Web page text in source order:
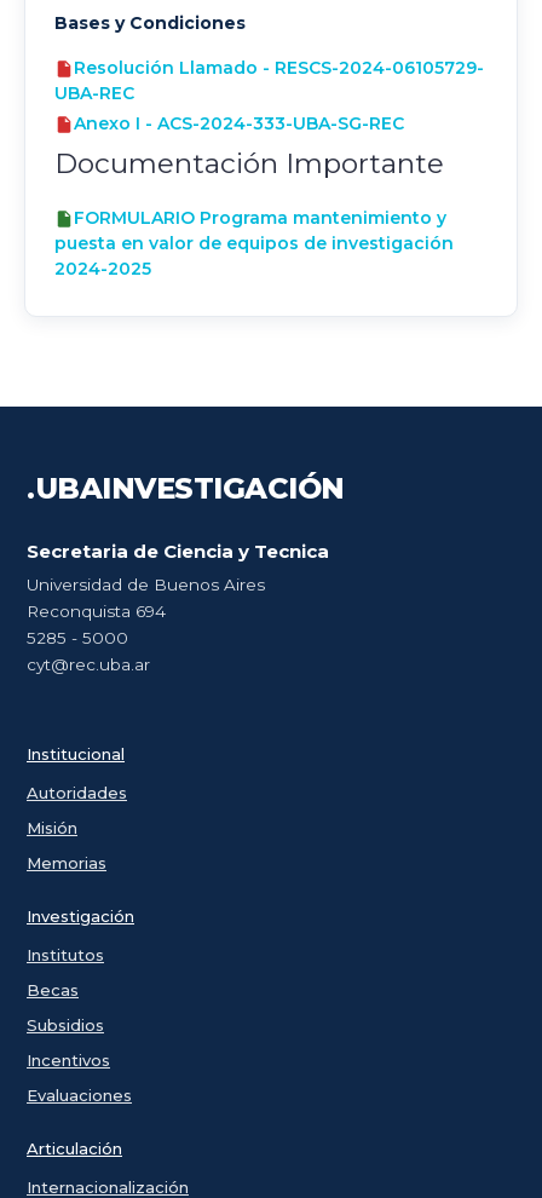
Bases y Condiciones
Resolución Llamado - RESCS-2024-06105729-
UBA-REC
Anexo I - ACS-2024-333-UBA-SG-REC
Documentación Importante
FORMULARIO Programa mantenimiento y
puesta en valor de equipos de investigación
2024-2025
.UBAINVESTIGACIÓN
Secretaria de Ciencia y Tecnica
Universidad de Buenos Aires
Reconquista 694
5285 - 5000
cyt@rec.uba.ar
Institucional
Autoridades
Misión
Memorias
Investigación
Institutos
Becas
Subsidios
Incentivos
Evaluaciones
Articulación
Internacionalización